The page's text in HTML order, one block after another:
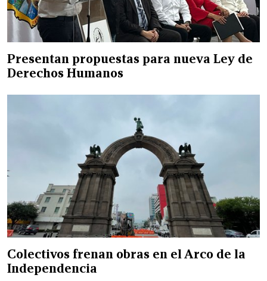
Presentan propuestas para nueva Ley de
Derechos Humanos
Colectivos frenan obras en el Arco de la
Independencia